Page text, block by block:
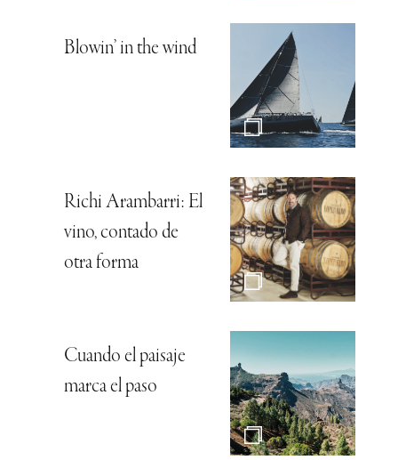
Blowin’ in the wind
Richi Arambarri: El
vino, contado de
otra forma
Cuando el paisaje
marca el paso